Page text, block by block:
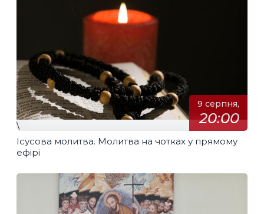
9 серпня,
20:00
\
Ісусова молитва. Молитва на чотках у прямому
ефірі